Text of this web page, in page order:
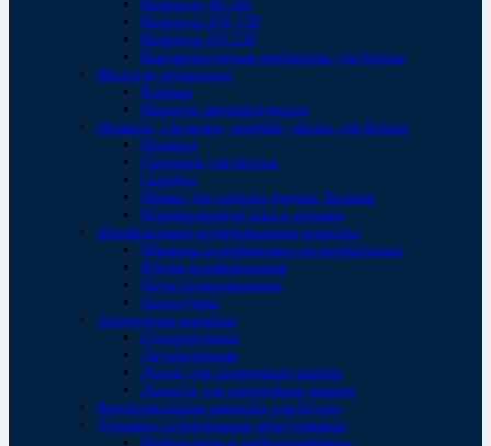
Вибратор JB-160
Вибратор ZIP-150
Bибратор FO-230
Высокочастотные вибраторы для бетона
Вязатели проволоки
Крючки
Вязатели автоматические
Правила, гладилки, скребки, малки для бетона
Правила
Гладилки для бетона
Скребки
Малки для затирки бетона. Кельмы
Формирователи шва и кромки
Шлифовально-полировальные машины
Машины шлифовально-полировальные
Фрезы шлифовальные
Пады полировальные
Аксессуары
Затирочные машины
Однороторные
Двухроторные
Диски для затирочных машин
Лопасти для затирочных машин
Фрезеровальные машины для бетона
Дорожно-строительное оборудование
Виброплиты и вибротрамбовки